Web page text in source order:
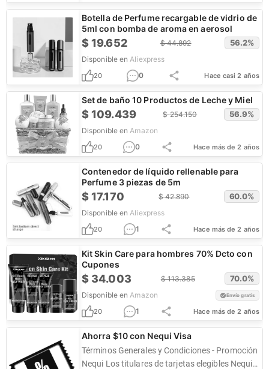
Botella de Perfume recargable de vidrio de
5ml con bomba de aroma en aerosol
$19.652 $44.892 56.2%
Disponible en Aliexpress
20 0 Hace casi 2 años
Set de baño 10 Productos de Leche y Miel
$109.439 $254.150 56.9%
Disponible en Amazon
20 0 Hace más de 2 años
Contenedor de líquido rellenable para
Perfume 3 piezas de 5m
$17.170 $42.890 60.0%
Disponible en Aliexpress
20 1 Hace más de 2 años
Kit Skin Care para hombres 70% Dcto con
Cupones
$ 34.003 $113.385 70.0%
Disponible en Amazon Envío gratis
20 1 Hace más de 2 años
Ahorra $10 con Nequi Visa
Términos Generales y Condiciones - Promoción
Nequi Los titulares de tarjetas elegibles Nequi